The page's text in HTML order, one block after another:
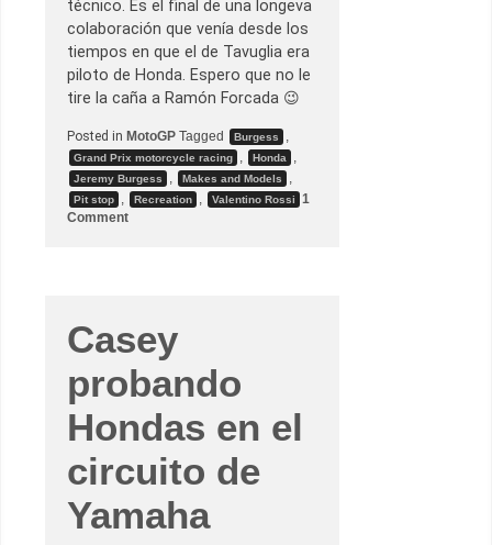
técnico. Es el final de una longeva
colaboración que venía desde los
tiempos en que el de Tavuglia era
piloto de Honda. Espero que no le
tire la caña a Ramón Forcada 😉
Posted in MotoGP Tagged Burgess
Grand Prix motorcycle racing Honda
Jeremy Burgess Makes and Models
Pit stop Recreation Valentino Rossi
1
Commento
e
d
e
p
d
d
e
u
Casey
probando
Hondas en el
circuito de
Yamaha